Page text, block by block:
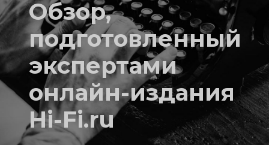
Обзор,
подготовленный
экспертами
онлайн-издания
Hi-Fi.ru